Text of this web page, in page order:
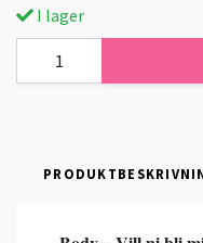
I lager